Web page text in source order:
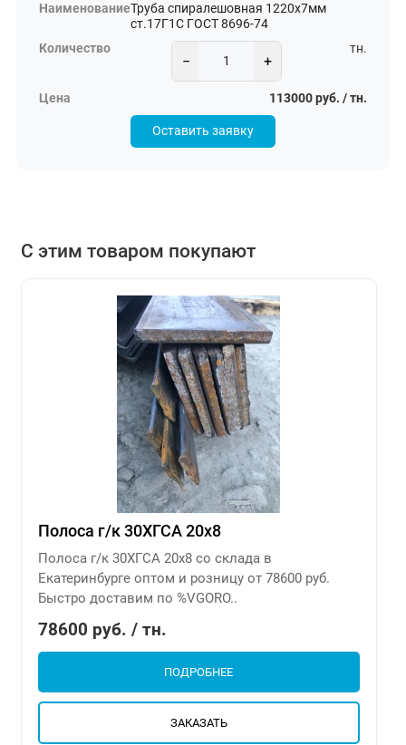
Труба спиралешовная 1220х7мм
ст.17Г1С ГОСТ 8696-74
− +
тн.
113000 руб. / тн.
Оставить заявку
С этим товаром покупают
Полоса г/к 30ХГСА 20х8
Полоса г/к 30ХГСА 20х8 со склада в
Екатеринбурге оптом и розницу от 78600 руб.
Быстро доставим по %VGORO..
78600 руб. / тн.
ПОДРОБНЕЕ
ЗАКАЗАТЬ